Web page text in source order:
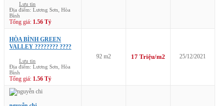
Lưu tin
Địa điểm: Lương Sơn, Hòa
Bình
Tổng giá: 1.56 Tỷ
HÒA BÌNH GREEN
VALLEY ???????? ????
Lưu tin
Địa điểm: Lương Sơn, Hòa
Bình
Tổng giá: 1.56 Tỷ
92 m2 17 Triệu/m2 25/12/2021